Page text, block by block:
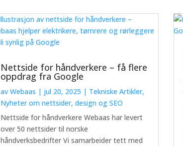
Nettside for håndverkere – få flere
oppdrag fra Google
av Webaas | jul 20, 2025 | Tekniske Artikler,
Nyheter om nettsider, design og SEO
Nettside for håndverkere Webaas har levert
over 50 nettsider til norske
håndverksbedrifter Vi samarbeider tett med